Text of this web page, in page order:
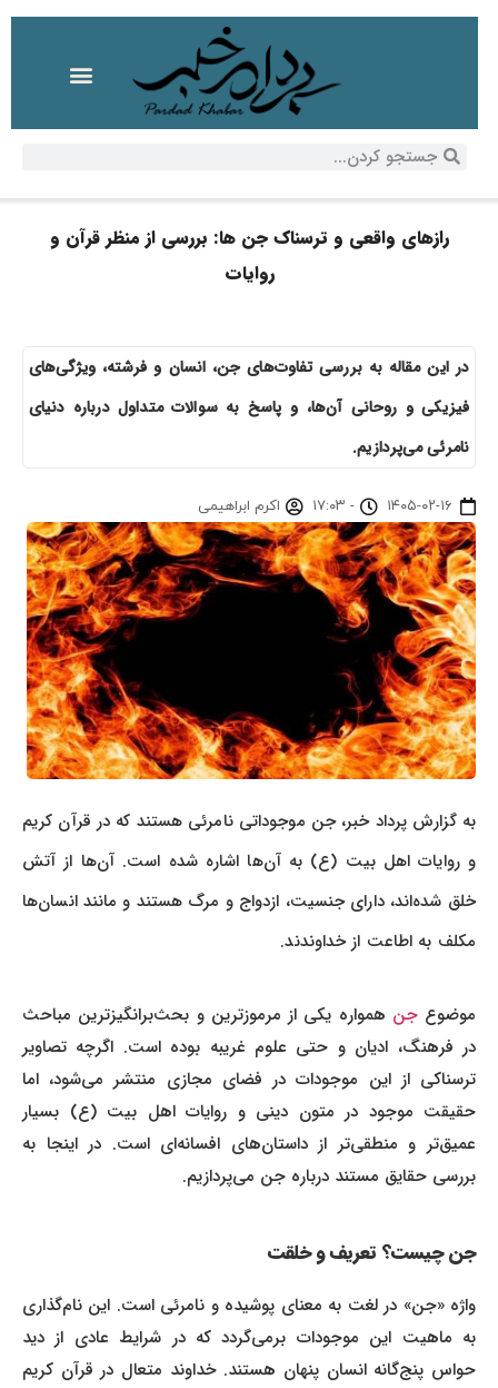
رازهای واقعی و ترسناک جن ها: بررسی از منظر قرآن و
روایات
در این مقاله به بررسی تفاوت‌های جن، انسان و فرشته، ویژگی‌های
فیزیکی و روحانی آن‌ها، و پاسخ به سوالات متداول درباره دنیای
نامرئی می‌پردازیم.
۱۴۰۵-۰۲-۱۶ - ۱۷:۰۳ اکرم ابراهیمی
به گزارش پرداد خبر، جن موجوداتی نامرئی هستند که در قرآن کریم
و روایات اهل بیت (ع) به آن‌ها اشاره شده است. آن‌ها از آتش
خلق شده‌اند، دارای جنسیت، ازدواج و مرگ هستند و مانند انسان‌ها
مکلف به اطاعت از خداوندند.
موضوعجنهمواره یکی از مرموزترین و بحث‌برانگیزترین مباحث
در فرهنگ، ادیان و حتی علوم غریبه بوده است. اگرچه تصاویر
ترسناکی از این موجودات در فضای مجازی منتشر می‌شود، اما
حقیقت موجود در متون دینی و روایات اهل بیت (ع) بسیار
عمیق‌تر و منطقی‌تر از داستان‌های افسانه‌ای است. در اینجا به
بررسی حقایق مستند درباره جن می‌پردازیم.
جن چیست؟ تعریف و خلقت
واژه «جن» در لغت به معنای پوشیده و نامرئی است. این نام‌گذاری
به ماهیت این موجودات برمی‌گردد که در شرایط عادی از دید
حواس پنج‌گانه انسان پنهان هستند. خداوند متعال در قرآن کریم